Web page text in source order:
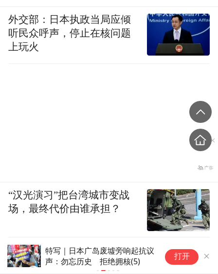
特写｜日本广岛废墟旁响起抗议
声：勿忘历史 拒绝拥核(5)
打开
外交部：日本执政当局应倾
听民众呼声，停止在核问题
上玩火
“汉光演习”把台湾城市变战
场，最终代价由谁承担？